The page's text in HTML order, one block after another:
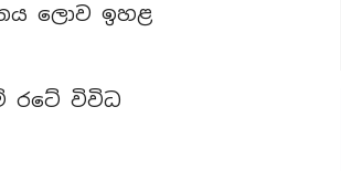
ලොව ඉහළ
රටේ විවිධ